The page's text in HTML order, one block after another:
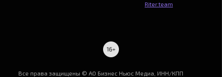
Riter.team
Все права защищены © АО Бизнес Ньюс Медиа, ИНН/КПП